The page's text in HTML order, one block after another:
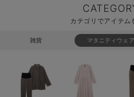
買って正解！高評価レビューアイテム
冬に可愛いニットがお得！
親子コーデ｜ママとベビーにおすすめ！
便利な育児家電
Gift Selection 出産祝い
カテゴリでアイテム
雑貨 マタニティウェア